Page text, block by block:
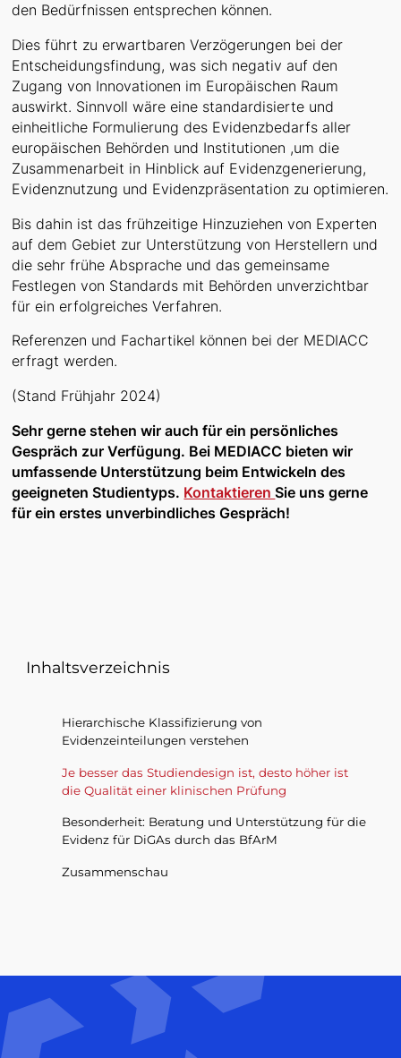
den Bedürfnissen entsprechen können.
Dies führt zu erwartbaren Verzögerungen bei der
Entscheidungsfindung, was sich negativ auf den
Zugang von Innovationen im Europäischen Raum
auswirkt. Sinnvoll wäre eine standardisierte und
einheitliche Formulierung des Evidenzbedarfs aller
europäischen Behörden und Institutionen ,um die
Zusammenarbeit in Hinblick auf Evidenzgenerierung,
Evidenznutzung und Evidenzpräsentation zu optimieren.
Bis dahin ist das frühzeitige Hinzuziehen von Experten
auf dem Gebiet zur Unterstützung von Herstellern und
die sehr frühe Absprache und das gemeinsame
Festlegen von Standards mit Behörden unverzichtbar
für ein erfolgreiches Verfahren.
Referenzen und Fachartikel können bei der MEDIACC
erfragt werden.
(Stand Frühjahr 2024)
Sehr gerne stehen wir auch für ein persönliches
Gespräch zur Verfügung. Bei MEDIACC bieten wir
umfassende Unterstützung beim Entwickeln des
geeigneten Studientyps. KontaktierenSie uns gerne
für ein erstes unverbindliches Gespräch!
Inhaltsverzeichnis
Hierarchische Klassifizierung von
Evidenzeinteilungen verstehen
Je besser das Studiendesign ist, desto höher ist
die Qualität einer klinischen Prüfung
Besonderheit: Beratung und Unterstützung für die
Evidenz für DiGAs durch das BfArM
Zusammenschau